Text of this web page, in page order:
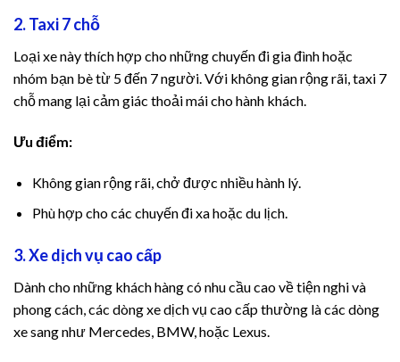
2. Taxi 7 chỗ
Loại xe này thích hợp cho những chuyến đi gia đình hoặc
nhóm bạn bè từ 5 đến 7 người. Với không gian rộng rãi, taxi 7
chỗ mang lại cảm giác thoải mái cho hành khách.
Ưu điểm:
Không gian rộng rãi, chở được nhiều hành lý.
Phù hợp cho các chuyến đi xa hoặc du lịch.
3. Xe dịch vụ cao cấp
Dành cho những khách hàng có nhu cầu cao về tiện nghi và
phong cách, các dòng xe dịch vụ cao cấp thường là các dòng
xe sang như Mercedes, BMW, hoặc Lexus.